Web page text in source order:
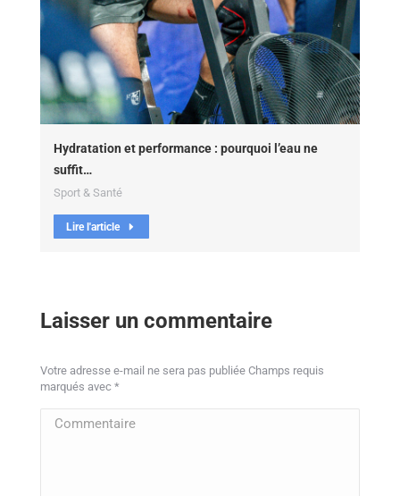
Hydratation et performance : pourquoi l’eau ne
suffit…
Sport & Santé
Lire l'article
Laisser un commentaire
Votre adresse e-mail ne sera pas publiée Champs requis
marqués avec *
Commentaire